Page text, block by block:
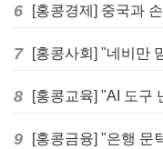
6
7
8
9